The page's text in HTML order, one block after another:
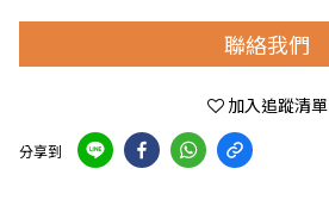
聯絡我們
加入追蹤清單
分享到